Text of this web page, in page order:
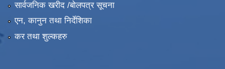
सार्वजनिक खरीद /बोलपत्र सूचना
एन, कानुन तथा निर्देशिका
कर तथा शुल्कहरु